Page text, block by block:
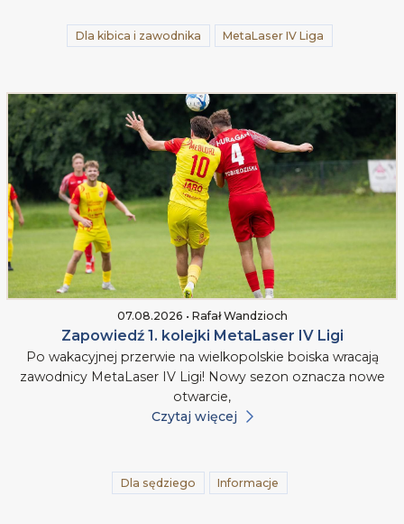
Dla kibica i zawodnika MetaLaser IV Liga
07.08.2026 • Rafał Wandzioch
Zapowiedź 1. kolejki MetaLaser IV Ligi
Po wakacyjnej przerwie na wielkopolskie boiska wracają
zawodnicy MetaLaser IV Ligi! Nowy sezon oznacza nowe
otwarcie,
Czytaj więcej
Dla sędziego Informacje